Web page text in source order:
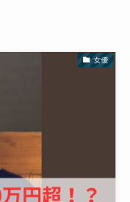
女優